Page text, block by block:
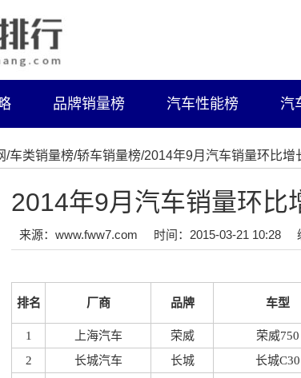
品牌销量榜 汽车性能榜 汽
/车类销量榜/轿车销量榜/2014年9月汽车销量环比增
2014年9月汽车销量环比
来源：www.fww7.com 时间：2015-03-21 10:28
排名 厂商 品牌 车型
1 上海汽车 荣威 荣威750
2
长城汽车 长城 长城C30